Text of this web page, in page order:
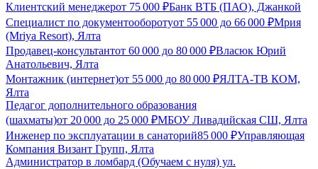
Клиентский менеджерот 75 000 ₽Банк ВТБ (ПАО), Джанкой
Специалист по документооборотуот 55 000 до 66 000 ₽Мрия
(Mriya Resort), Ялта
Продавец-консультантот 60 000 до 80 000 ₽Власюк Юрий
Анатольевич, Ялта
Монтажник (интернет)от 55 000 до 80 000 ₽ЯЛТА-ТВ КОМ,
Ялта
Педагог дополнительного образования
(шахматы)от 20 000 до 25 000 ₽МБОУ Ливадийская СШ, Ялта
Инженер по эксплуатации в санаторий85 000 ₽Управляющая
Компания Визант Групп, Ялта
Администратор в ломбард (Обучаем с нуля) ул.